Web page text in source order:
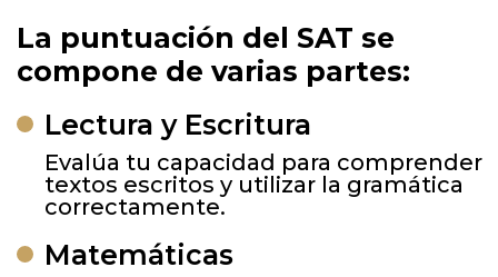
La puntuación del SAT se
compone de varias partes:
Lectura y Escritura
Evalúa tu capacidad para comprender
textos escritos y utilizar la gramática
correctamente.
Matemáticas